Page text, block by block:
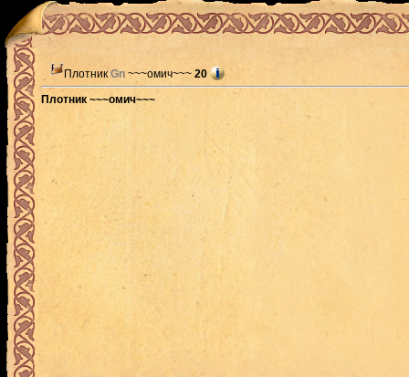
ПлотникGn ~~~омич~~~ 20
Плотник ~~~омич~~~